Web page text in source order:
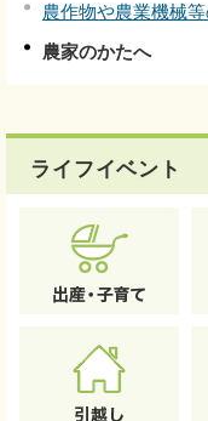
農作物や農業機械
農家のかたへ
ライフイベント